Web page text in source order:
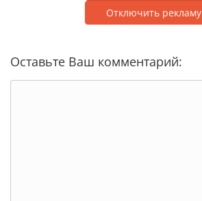
Отключить рекламу
Оставьте Ваш комментарий: